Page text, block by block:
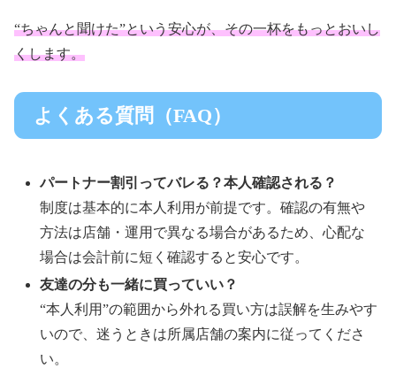
“ちゃんと聞けた”という安心が、その一杯をもっとおいし
くします。
よくある質問（FAQ）
パートナー割引ってバレる？本人確認される？
制度は基本的に本人利用が前提です。確認の有無や
方法は店舗・運用で異なる場合があるため、心配な
場合は会計前に短く確認すると安心です。
友達の分も一緒に買っていい？
“本人利用”の範囲から外れる買い方は誤解を生みやす
いので、迷うときは所属店舗の案内に従ってくださ
い。